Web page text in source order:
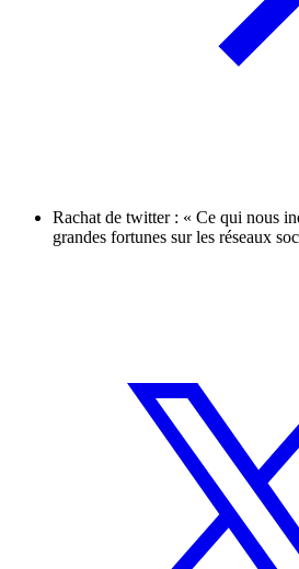
Rachat de twitter : « Ce qui nous
grandes fortunes sur les réseaux